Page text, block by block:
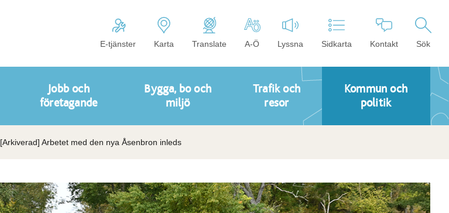
E-tjänster Karta Translate A-Ö Lyssna Sidkarta Kontakt Sök
Jobb och
företagande
Bygga, bo och
miljö
Trafik och
resor
Kommun och
politik
[Arkiverad] Arbetet med den nya Åsenbron inleds